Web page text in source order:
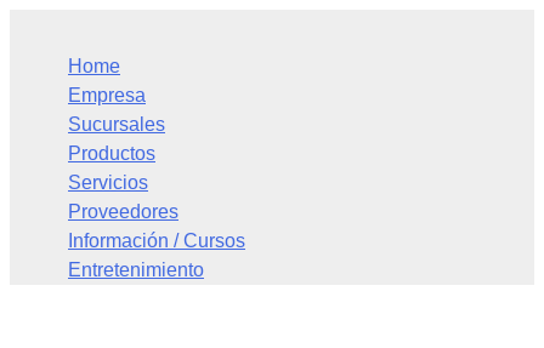
Home
Empresa
Sucursales
Productos
Servicios
Proveedores
Información / Cursos
Entretenimiento